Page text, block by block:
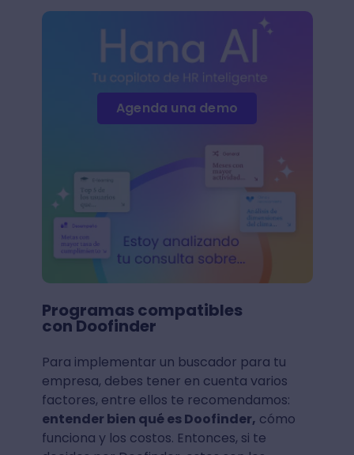
Agenda una demo
Programas compatibles
con Doofinder
Para implementar un buscador para tu
empresa, debes tener en cuenta varios
factores, entre ellos te recomendamos:
entender bien qué es Doofinder, cómo
funciona y los costos. Entonces, si te